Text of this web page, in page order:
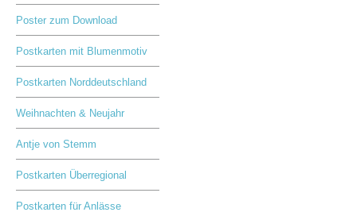
Poster zum Download
Postkarten mit Blumenmotiv
Postkarten Norddeutschland
Weihnachten & Neujahr
Antje von Stemm
Postkarten Überregional
Postkarten für Anlässe